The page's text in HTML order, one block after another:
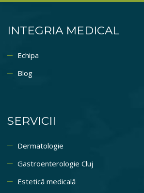
INTEGRIA MEDICAL
Echipa
Blog
SERVICII
Dermatologie
Gastroenterologie Cluj
Estetică medicală